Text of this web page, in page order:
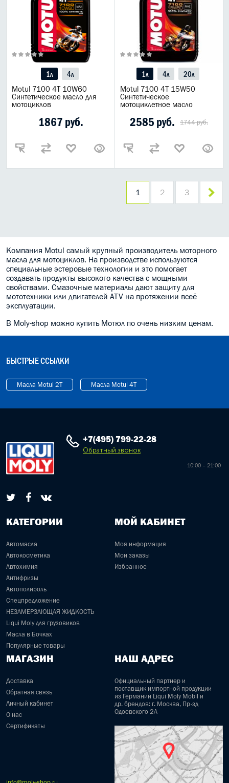
1л
4л
Motul 7100 4T 10W60
Синтетическое масло для
мотоциклов
1867 руб.
1л 4л
20л
Motul 7100 4T 15W50
Синтетическое
мотоциклетное масло
2585 руб. 1744 руб.
1 2 3
Компания Motul самый крупный производитель моторного
масла для мотоциклов. На производстве используются
специальные эстеровые технологии и это помогает
создавать продукты высокого качества с мощными
свойствами. Смазочные материалы дают защиту для
мототехники или двигателей ATV на протяжении всеё
эксплуатации.
В Moly-shop можно купить Мотюл по очень низким ценам.
БЫСТРЫЕ ССЫЛКИ
Масла Motul 2T Масла Motul 4T
+7(495) 799-22-28
Обратный звонок
10:00 – 21:00
КАТЕГОРИИ
Автомасла
Автокосметика
Автохимия
Антифризы
Автополироль
Спецпредложение
НЕЗАМЕРЗАЮЩАЯ ЖИДКОСТЬ
Liqui Moly для грузовиков
Масла в Бочках
Популярные товары
МОЙ КАБИНЕТ
Моя информация
Мои заказы
Избранное
МАГАЗИН
Доставка
Обратная связь
Личный кабинет
О нас
Сертификаты
НАШ АДРЕС
Официальный партнер и
поставщик импортной продукции
из Германии Liqui Moly Mobil и
др. брендов: г. Москва, Пр-зд
Одоевского 2А